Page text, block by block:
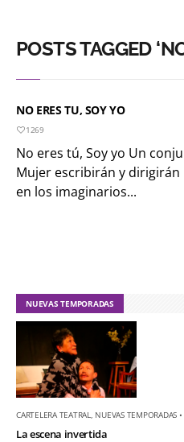
POSTS TAGGED
NO ERES TU, SOY YO
1269
No eres tú, Soy yo Un
Mujer escribirán y
en los imaginarios...
NUEVAS TEMPORADAS
CARTELERA TEATRAL NUEVAS TEMPORADAS •
La escena invertida